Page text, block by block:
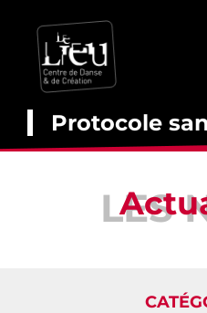
content
Protocole
LES